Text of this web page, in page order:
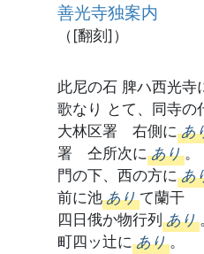
善光寺独案内
（[翻刻]）
此尼の石 脾ハ西光寺
歌なり とて、同寺の
大林区署 右側に あ
署 仝所次に あり
門の下、西の方に あ
前に池 あり て蘭干
四日俄か物行列 あり
町四ッ辻に あり 。 ,